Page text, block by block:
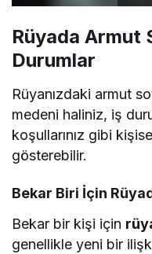
Rüyada Armut
Durumlar
Rüyanızdaki armut
medeni haliniz, iş
koşullarınız gibi
gösterebilir.
Bekar Biri İçin
Bekar bir kişi için
genellikle yeni bir